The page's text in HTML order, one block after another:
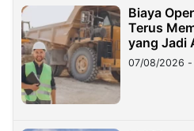
Biaya
Terus
yang Jadi
07/08/2026 -